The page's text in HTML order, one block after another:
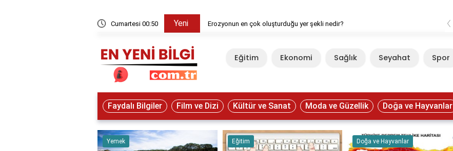
Cumartesi 00:50 Yeni Erozyonun en çok oluşturduğu yer şekli nedir? ‹
Eğitim Ekonomi Sağlık Seyahat Spor
Faydalı Bilgiler Film ve Dizi Kültür ve Sanat Moda ve Güzellik Doğa ve Hayvanlar
Yemek Eğitim Doğa ve Hayvanlar